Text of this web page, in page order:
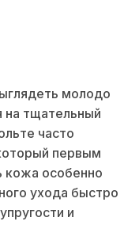
молодо
на тщательный
часто
первым
кожа особенно
ухода быстро
и